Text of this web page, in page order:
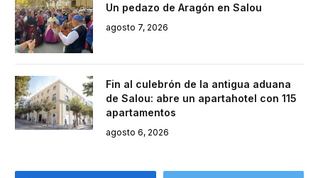
Un pedazo de Aragón en Salou
agosto 7, 2026
Fin al culebrón de la antigua aduana
de Salou: abre un apartahotel con 115
apartamentos
agosto 6, 2026